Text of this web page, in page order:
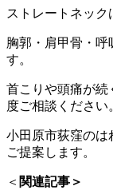
ストレートネック
胸郭・肩甲骨・
す。
首こりや頭痛が続
度ご相談ください
小田原市荻窪のは
ご提案します。
＜ 関連記事＞